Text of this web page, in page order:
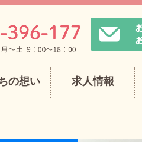
の想い 求人情報